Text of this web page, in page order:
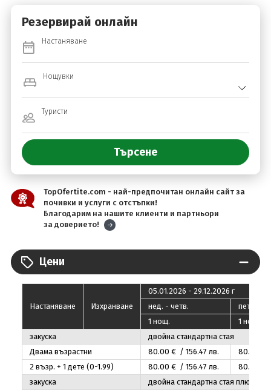
Резервирай онлайн
Настаняване
Нощувки
Туристи
TopOfertite.com - най-предпочитан онлайн сайт за
почивки и услуги с отстъпки!
Благодарим на нашите клиенти и партньори
за доверието!
Цени
Настаняване Изхранване
05.01.2026 - 29.12.2026 г
нед. - четв.
пeт. -
1 нощ.
1 нощ.
закуска
двойна стандартна стая
Двама възрастни
80.00 € / 156.47 лв. 80.00
2 възр. + 1 дете (0-1.99)
80.00 € / 156.47 лв. 80.00
закуска
двойна стандартна стая плюс